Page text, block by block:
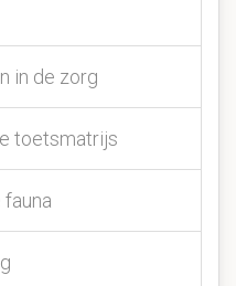
in de zorg
toetsmatrijs